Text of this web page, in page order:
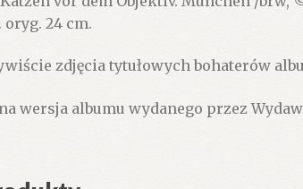
oryg. 24 cm.
zdjęcia tytułowych bohaterów
wersja albumu wydanego przez